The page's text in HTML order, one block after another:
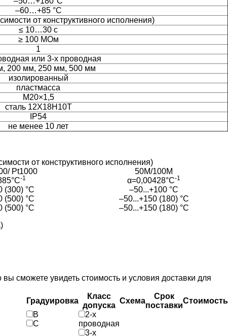
–60…+85 °C
от конструктивного исполнения)
≤ 10…30 с
≥ 100 МОм
1
или 3-х проводная
200 мм, 250 мм, 500 мм
изолированный
пластмасса
М20×1,5
сталь 12Х18Н10Т
IP54
не менее 10 лет
от конструктивного исполнения)
Pt1000
50М/100М
-1 α=0,00428°С-1
(300) °С
–50...+100 °С
(500) °С
–50...+150 (180) °С
(500) °С
–50...+150 (180) °С
сможете увидеть стоимость и условия доставки для
Градуировка
Класс
допуска
Схема
Срок
поставки
Стоимость
B
C
2-х
проводная
3-х